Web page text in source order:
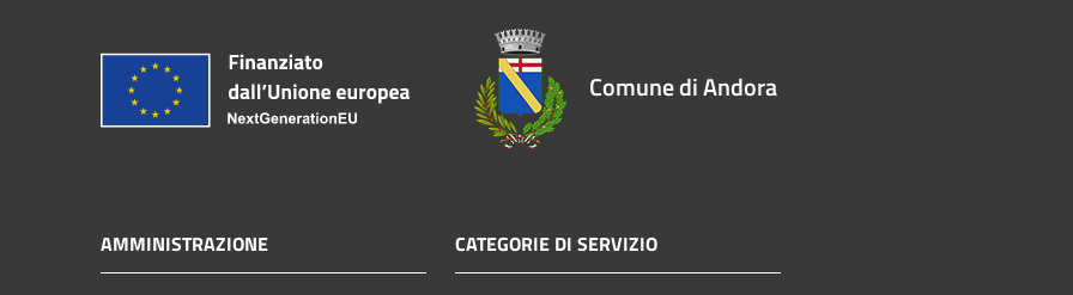
Comune di Andora
AMMINISTRAZIONE CATEGORIE DI SERVIZIO